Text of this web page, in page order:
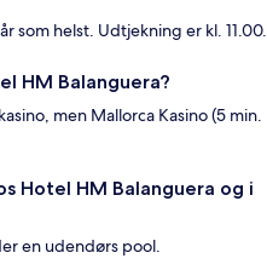
som helst. Udtjekning er kl. 11.00.
HM Balanguera?
men Mallorca Kasino (5 min.
Hotel HM Balanguera og i
en udendørs pool.